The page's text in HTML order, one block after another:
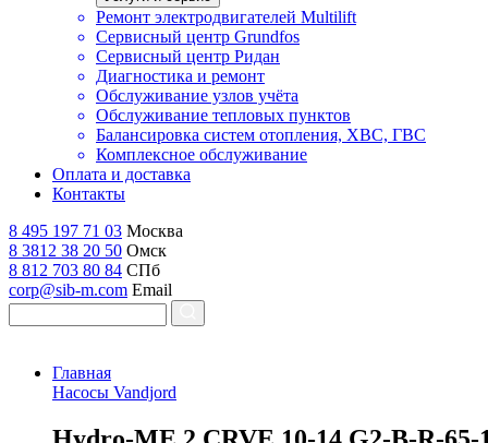
Ремонт электродвигателей Multilift
Сервисный центр Grundfos
Сервисный центр Ридан
Диагностика и ремонт
Обслуживание узлов учёта
Обслуживание тепловых пунктов
Балансировка систем отопления, ХВС, ГВС
Комплексное обслуживание
Оплата и доставка
Контакты
8 495 197 71 03 Москва
8 3812 38 20 50 Омск
8 812 703 80 84 СПб
corp@sib-m.com Email
Главная
Насосы Vandjord